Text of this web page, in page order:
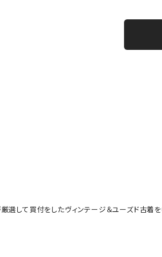
選して買付をしたヴィンテージ＆ユーズド古着